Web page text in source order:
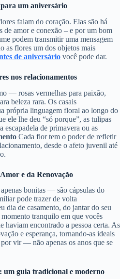
um aniversário
falam do coração. Elas são há
de amor e conexão – e por um bom
podem transmitir uma mensagem
as flores um dos objetos mais
de aniversário você pode dar.
nos relacionamentos
— rosas vermelhas para paixão,
beleza rara. Os casais
própria linguagem floral ao longo do
ele lhe deu “só porque”, as tulipas
escapadela de primavera ou as
Cada flor tem o poder de refletir
desde o afeto juvenil até
e da Renovação
bonitas — são cápsulas do
pode trazer de volta
dia de casamento, do jantar do seu
tranquilo em que vocês
haviam encontrado a pessoa certa. As
e esperança, tornando-as ideais
vir — não apenas os anos que se
um guia tradicional e moderno